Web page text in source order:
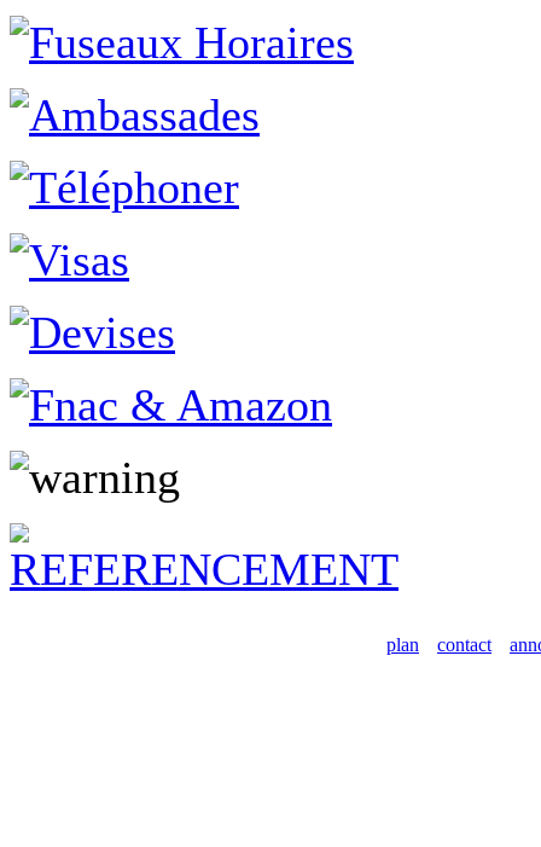
plan contact